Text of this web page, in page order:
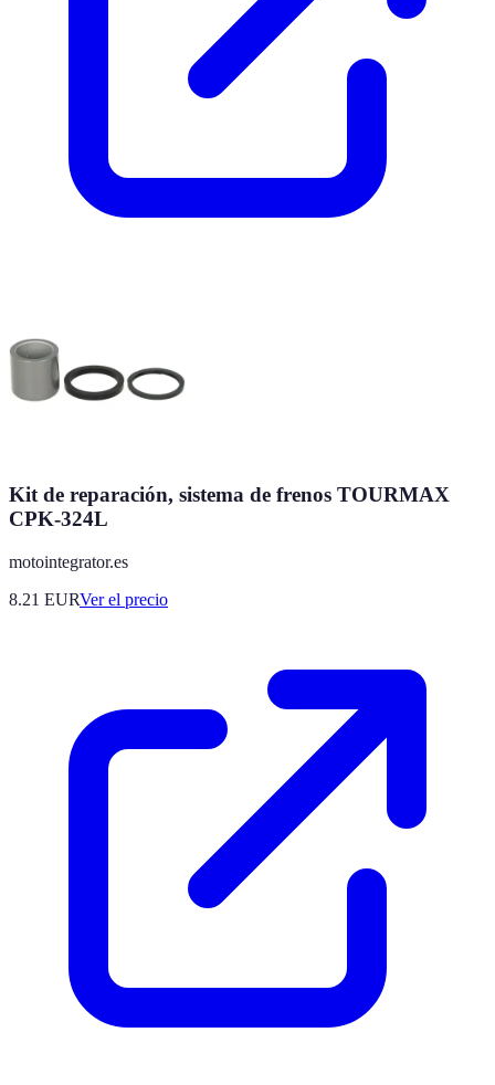
Kit de reparación, sistema de frenos TOURMAX
CPK-324L
motointegrator.es
8.21 EURVer el precio